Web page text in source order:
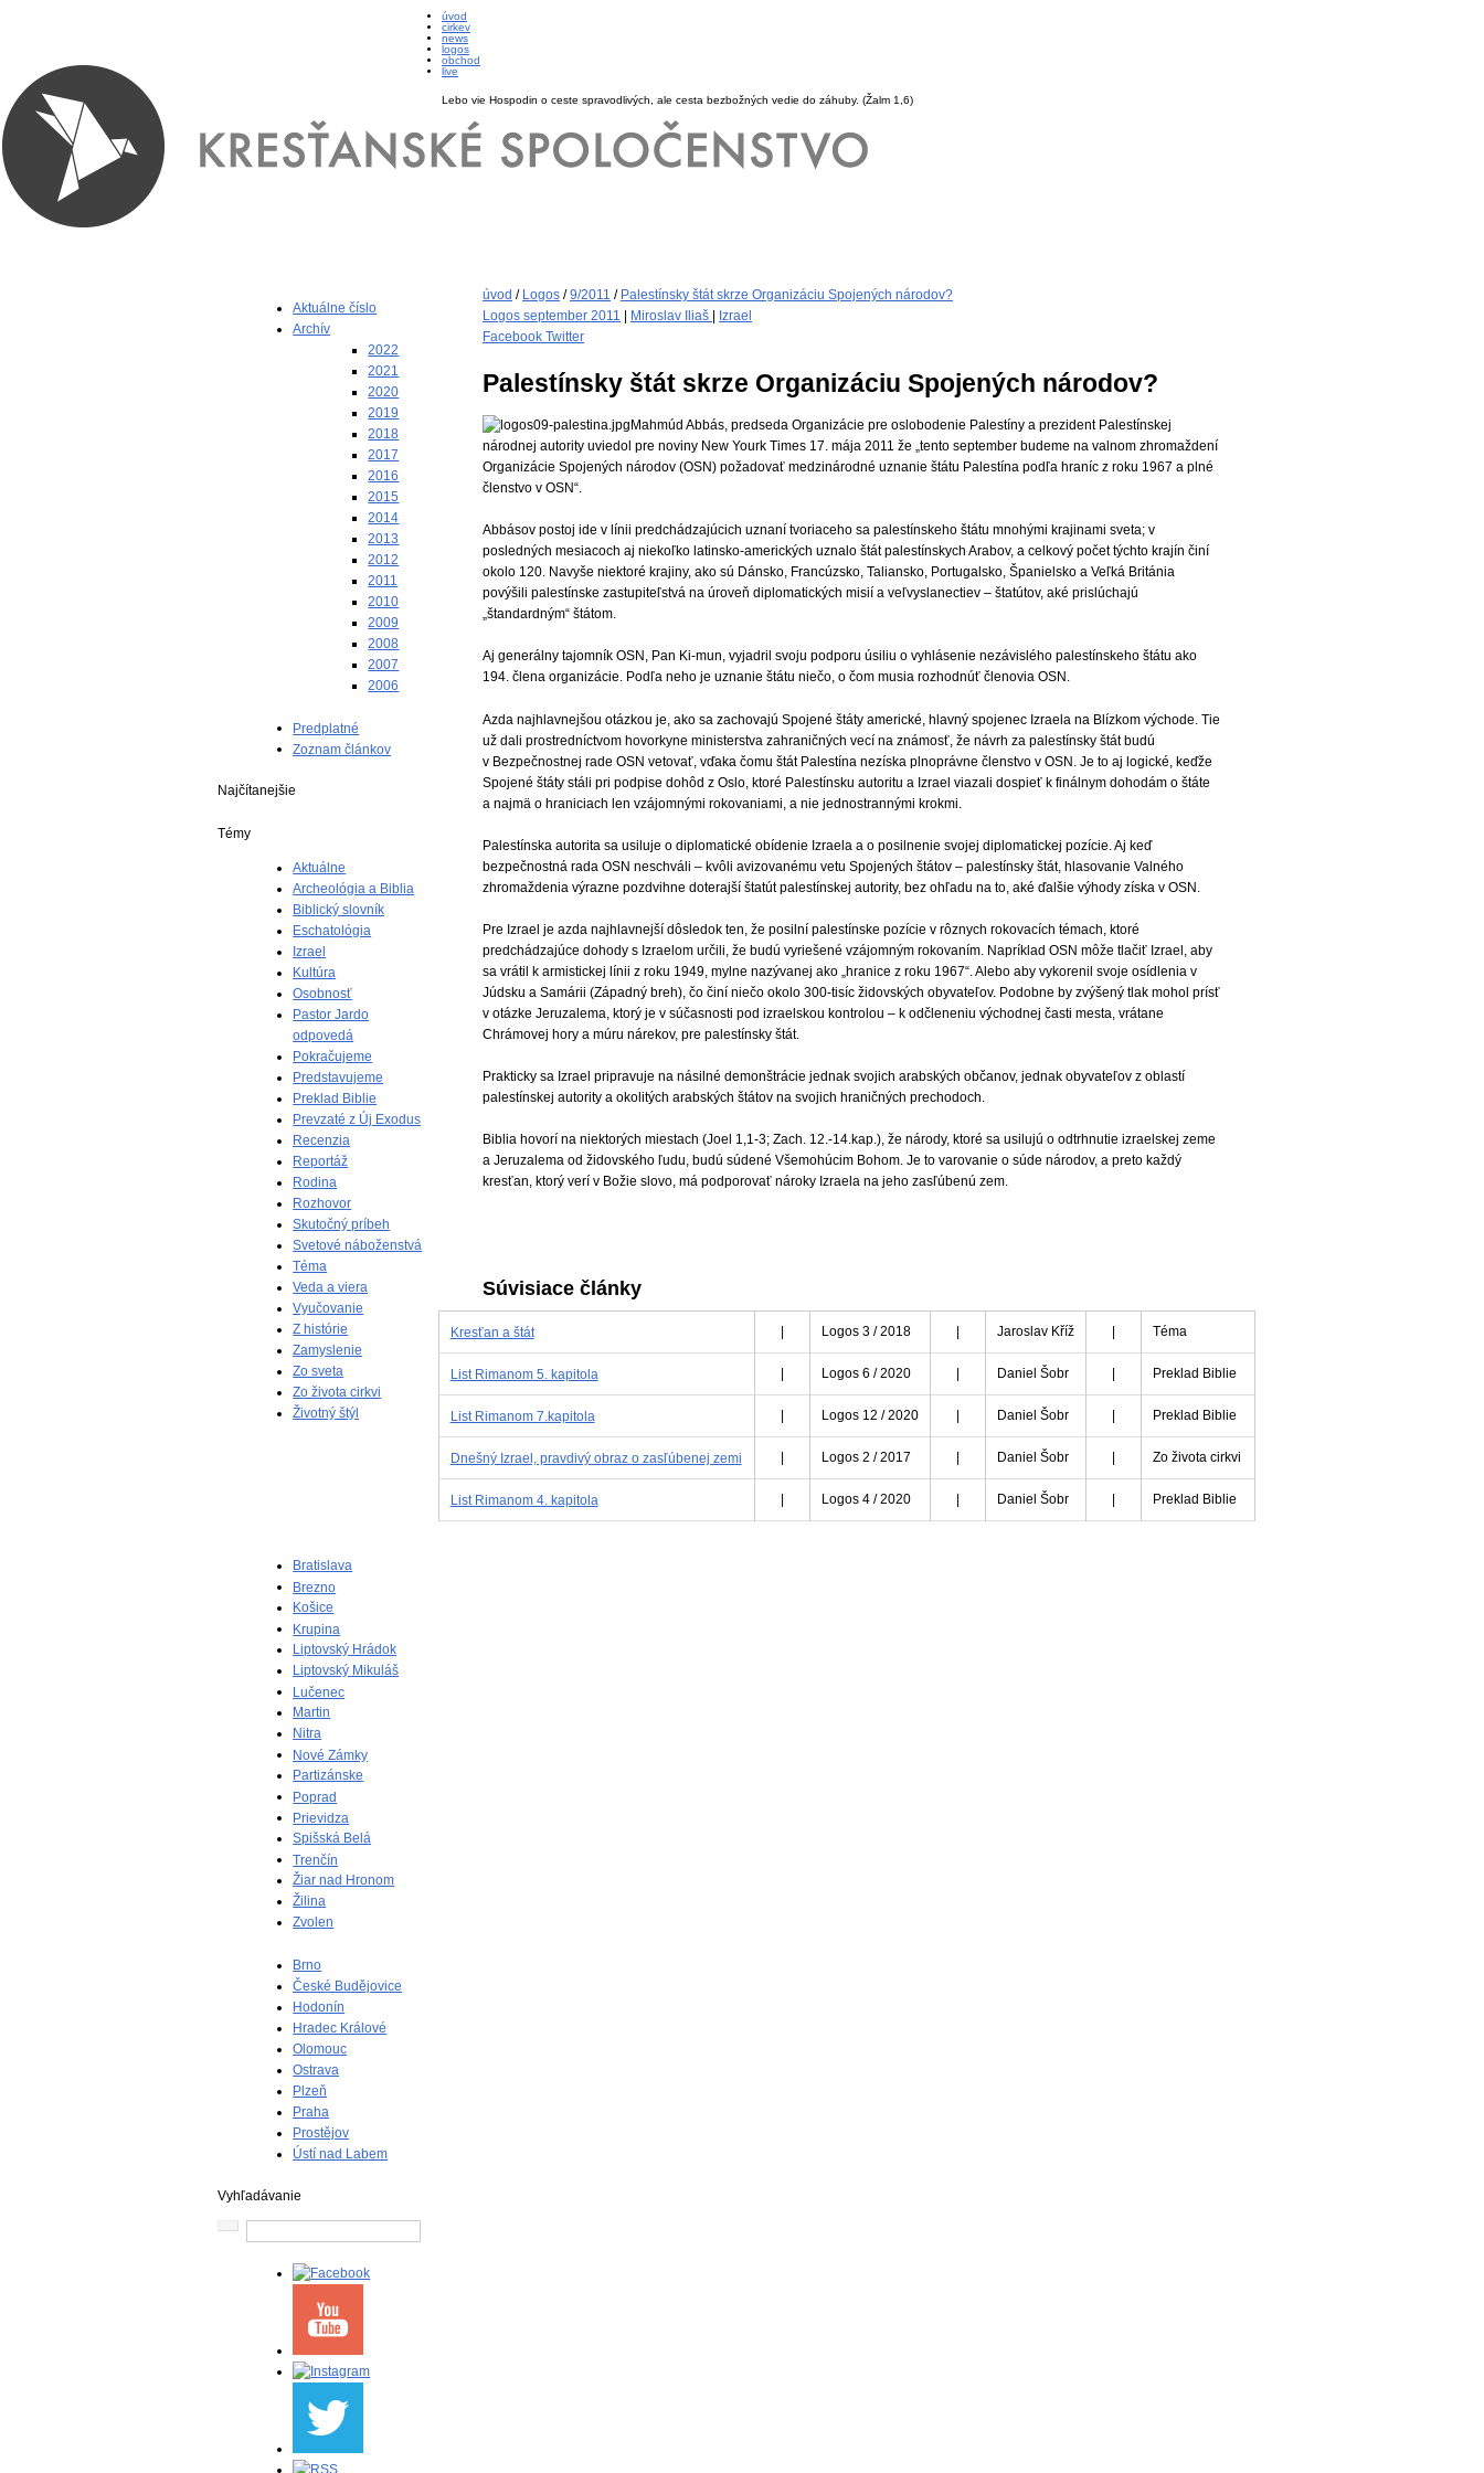
úvod
cirkev
news
logos
obchod
live
Lebo vie Hospodin o ceste spravodlivých, ale cesta bezbožných vedie do záhuby. (Žalm 1,6)
Aktuálne číslo
Archív
2022
2021
2020
2019
2018
2017
2016
2015
2014
2013
2012
2011
2010
2009
2008
2007
2006
Predplatné
Zoznam článkov
Najčítanejšie
Témy
Aktuálne
Archeológia a Biblia
Biblický slovník
Eschatológia
Izrael
Kultúra
Osobnosť
Pastor Jardo
odpovedá
Pokračujeme
Predstavujeme
Preklad Biblie
Prevzaté z Új Exodus
Recenzia
Reportáž
Rodina
Rozhovor
Skutočný príbeh
Svetové náboženstvá
Téma
Veda a viera
Vyučovanie
Z histórie
Zamyslenie
Zo sveta
Zo života cirkvi
Životný štýl
úvod / Logos /9/2011 / Palestínsky štát skrze Organizáciu Spojených národov?
Logos september 2011
Miroslav Iliaš
Izrael
Facebook Twitter
Palestínsky štát skrze Organizáciu Spojených národov?
Mahmúd Abbás, predseda Organizácie pre oslobodenie Palestíny a prezident Palestínskej
národnej autority uviedol pre noviny New Yourk Times 17. mája 2011 že „tento september budeme na valnom zhromaždení
Organizácie Spojených národov (OSN) požadovať medzinárodné uznanie štátu Palestína podľa hraníc z roku 1967 a plné
členstvo v OSN“.
Abbásov postoj ide v línii predchádzajúcich uznaní tvoriaceho sa palestínskeho štátu mnohými krajinami sveta; v
posledných mesiacoch aj niekoľko latinsko-amerických uznalo štát palestínskych Arabov, a celkový počet týchto krajín činí
okolo 120. Navyše niektoré krajiny, ako sú Dánsko, Francúzsko, Taliansko, Portugalsko, Španielsko a Veľká Británia
povýšili palestínske zastupiteľstvá na úroveň diplomatických misií a veľvyslanectiev – štatútov, aké prislúchajú
„štandardným“ štátom.
Aj generálny tajomník OSN, Pan Ki-mun, vyjadril svoju podporu úsiliu o vyhlásenie nezávislého palestínskeho štátu ako
194. člena organizácie. Podľa neho je uznanie štátu niečo, o čom musia rozhodnúť členovia OSN.
Azda najhlavnejšou otázkou je, ako sa zachovajú Spojené štáty americké, hlavný spojenec Izraela na Blízkom východe. Tie
už dali prostredníctvom hovorkyne ministerstva zahraničných vecí na známosť, že návrh za palestínsky štát budú
v Bezpečnostnej rade OSN vetovať, vďaka čomu štát Palestína nezíska plnoprávne členstvo v OSN. Je to aj logické, keďže
Spojené štáty stáli pri podpise dohôd z Oslo, ktoré Palestínsku autoritu a Izrael viazali dospieť k finálnym dohodám o štáte
a najmä o hraniciach len vzájomnými rokovaniami, a nie jednostrannými krokmi.
Palestínska autorita sa usiluje o diplomatické obídenie Izraela a o posilnenie svojej diplomatickej pozície. Aj keď
bezpečnostná rada OSN neschváli – kvôli avizovanému vetu Spojených štátov – palestínsky štát, hlasovanie Valného
zhromaždenia výrazne pozdvihne doterajší štatút palestínskej autority, bez ohľadu na to, aké ďalšie výhody získa v OSN.
Pre Izrael je azda najhlavnejší dôsledok ten, že posilní palestínske pozície v rôznych rokovacích témach, ktoré
predchádzajúce dohody s Izraelom určili, že budú vyriešené vzájomným rokovaním. Napríklad OSN môže tlačiť Izrael, aby
sa vrátil k armistickej línii z roku 1949, mylne nazývanej ako „hranice z roku 1967“. Alebo aby vykorenil svoje osídlenia v
Júdsku a Samárii (Západný breh), čo činí niečo okolo 300-tisíc židovských obyvateľov. Podobne by zvýšený tlak mohol prísť
v otázke Jeruzalema, ktorý je v súčasnosti pod izraelskou kontrolou – k odčleneniu východnej časti mesta, vrátane
Chrámovej hory a múru nárekov, pre palestínsky štát.
Prakticky sa Izrael pripravuje na násilné demonštrácie jednak svojich arabských občanov, jednak obyvateľov z oblastí
palestínskej autority a okolitých arabských štátov na svojich hraničných prechodoch.
Biblia hovorí na niektorých miestach (Joel 1,1-3; Zach. 12.-14.kap.), že národy, ktoré sa usilujú o odtrhnutie izraelskej zeme
a Jeruzalema od židovského ľudu, budú súdené Všemohúcim Bohom. Je to varovanie o súde národov, a preto každý
kresťan, ktorý verí v Božie slovo, má podporovať nároky Izraela na jeho zasľúbenú zem.
Súvisiace články
Kresťan a štát Logos 3 / 2018 Jaroslav Kříž Téma
List Rimanom 5. kapitola Logos 6 / 2020 Daniel Šobr Preklad Biblie
List Rimanom 7.kapitola Logos 12 / 2020 Daniel Šobr Preklad Biblie
Dnešný Izrael, pravdivý obraz o zasľúbenej zemi Logos 2 / 2017 Daniel Šobr Zo života cirkvi
List Rimanom 4. kapitola Logos 4 / 2020 Daniel Šobr Preklad Biblie
Bratislava
Brezno
Košice
Krupina
Liptovský Hrádok
Liptovský Mikuláš
Lučenec
Martin
Nitra
Nové Zámky
Partizánske
Poprad
Prievidza
Spišská Belá
Trenčín
Žiar nad Hronom
Žilina
Zvolen
Brno
České Budějovice
Hodonín
Hradec Králové
Olomouc
Ostrava
Plzeň
Praha
Prostějov
Ústí nad Labem
Vyhľadávanie